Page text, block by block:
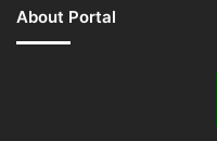
About Portal